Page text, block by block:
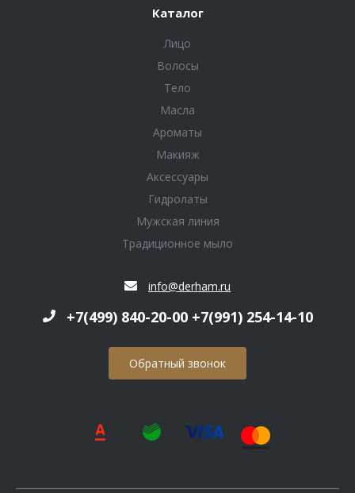
Каталог
Лицо
Волосы
Тело
Масла
Ароматы
Макияж
Аксессуары
Гидролаты
Мужская линия
Традиционное мыло
info@derham.ru
+7(499) 840-20-00 +7(991) 254-14-10
Обратный звонок